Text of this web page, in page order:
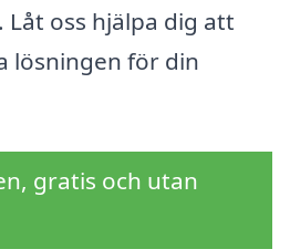
oss hjälpa dig att
lösningen för din
gratis och utan